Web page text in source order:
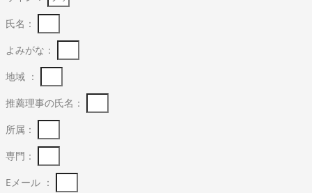
氏名：
よみがな：
地域 ：
推薦理事の氏名：
所属：
専門：
Eメール ：